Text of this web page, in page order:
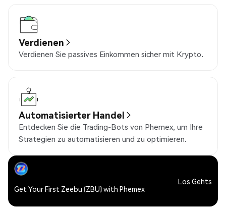
Verdienen
Verdienen Sie passives Einkommen sicher mit Krypto.
Automatisierter Handel
Entdecken Sie die Trading-Bots von Phemex, um Ihre
Strategien zu automatisieren und zu optimieren.
Get Your First Zeebu (ZBU) with Phemex
Los Gehts